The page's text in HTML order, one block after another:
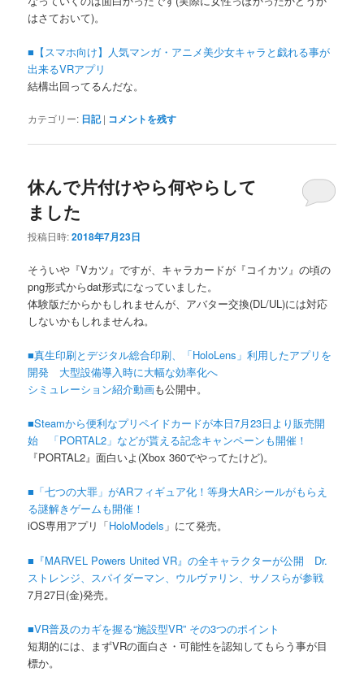
はさておいて)。
■【スマホ向け】人気マンガ・アニメ美少女キャラと戯れる事が
出来るVRアプリ
結構出回ってるんだな。
カテゴリー: 日記 | コメントを残す
休んで片付けやら何やらして
ました
投稿日時:2018年7月23日
そういや『Vカツ』ですが、キャラカードが『コイカツ』の頃の
png形式からdat形式になっていました。
体験版だからかもしれませんが、アバター交換(DL/UL)には対応
しないかもしれませんね。
■真生印刷とデジタル総合印刷、「HoloLens」利用したアプリを
開発 大型設備導入時に大幅な効率化へ
シミュレーション紹介動画も公開中。
■Steamから便利なプリペイドカードが本日7月23日より販売開
始 「PORTAL2」などが貰える記念キャンペーンも開催！
『PORTAL2』面白いよ(Xbox 360でやってたけど)。
■「七つの大罪」がARフィギュア化！等身大ARシールがもらえ
る謎解きゲームも開催！
iOS専用アプリ「HoloModels 」にて発売。
■『MARVEL Powers United VR』の全キャラクターが公開 Dr.
ストレンジ、スパイダーマン、ウルヴァリン、サノスらが参戦
7月27日(金)発売。
■VR普及のカギを握る“施設型VR” その3つのポイント
短期的には、まずVRの面白さ・可能性を認知してもらう事が目
標か。